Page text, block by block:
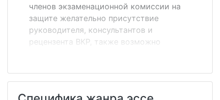
членов экзаменационной комиссии на
защите желательно присутствие
руководителя, консультантов и
рецензента ВКР, также возможно